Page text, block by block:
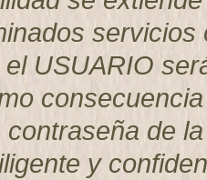
servicios
USUARIO
de
y